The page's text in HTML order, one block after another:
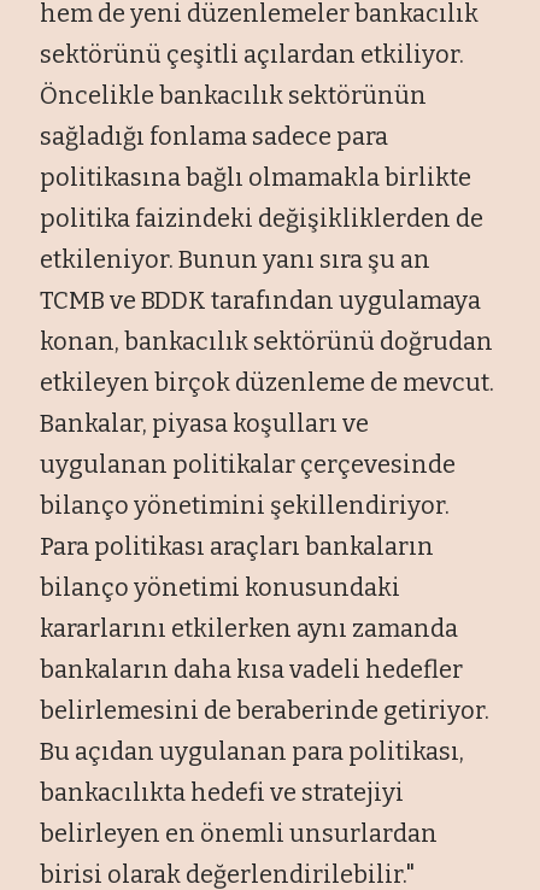
hem de yeni düzenlemeler bankacılık
sektörünü çeşitli açılardan etkiliyor.
Öncelikle bankacılık sektörünün
sağladığı fonlama sadece para
politikasına bağlı olmamakla birlikte
politika faizindeki değişikliklerden de
etkileniyor. Bunun yanı sıra şu an
TCMB ve BDDK tarafından uygulamaya
konan, bankacılık sektörünü doğrudan
etkileyen birçok düzenleme de mevcut.
Bankalar, piyasa koşulları ve
uygulanan politikalar çerçevesinde
bilanço yönetimini şekillendiriyor.
Para politikası araçları bankaların
bilanço yönetimi konusundaki
kararlarını etkilerken aynı zamanda
bankaların daha kısa vadeli hedefler
belirlemesini de beraberinde getiriyor.
Bu açıdan uygulanan para politikası,
bankacılıkta hedefi ve stratejiyi
belirleyen en önemli unsurlardan
birisi olarak değerlendirilebilir."